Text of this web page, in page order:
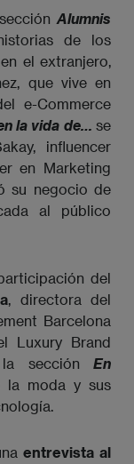
Alumnis
de los
el extranjero,
que vive en
e-Commerce
la vida de… se
influencer
en Marketing
su negocio de
al público
del
, directora del
Barcelona
Luxury Brand
la sección En
moda y sus
entrevista al